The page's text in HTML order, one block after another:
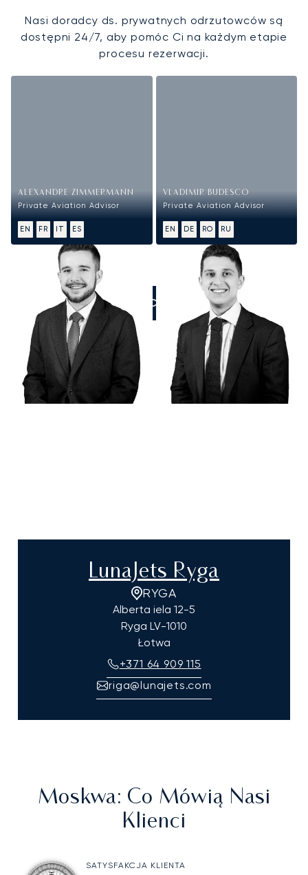
Nasi doradcy ds. prywatnych odrzutowców są
dostępni 24/7, aby pomóc Ci na każdym etapie
procesu rezerwacji.
ALEXANDRE ZIMMERMANN
Private Aviation Advisor
EN FR IT ES
VLADIMIR BUDESCO
Private Aviation Advisor
EN DE RO RU
ZADZWOŃCIE DO NAS
LunaJets Ryga
RYGA
Alberta iela 12-5
Ryga LV-1010
Łotwa
+371 64 909 115
riga@lunajets.com
Moskwa: Co Mówią Nasi
Klienci
SATYSFAKCJA KLIENTA